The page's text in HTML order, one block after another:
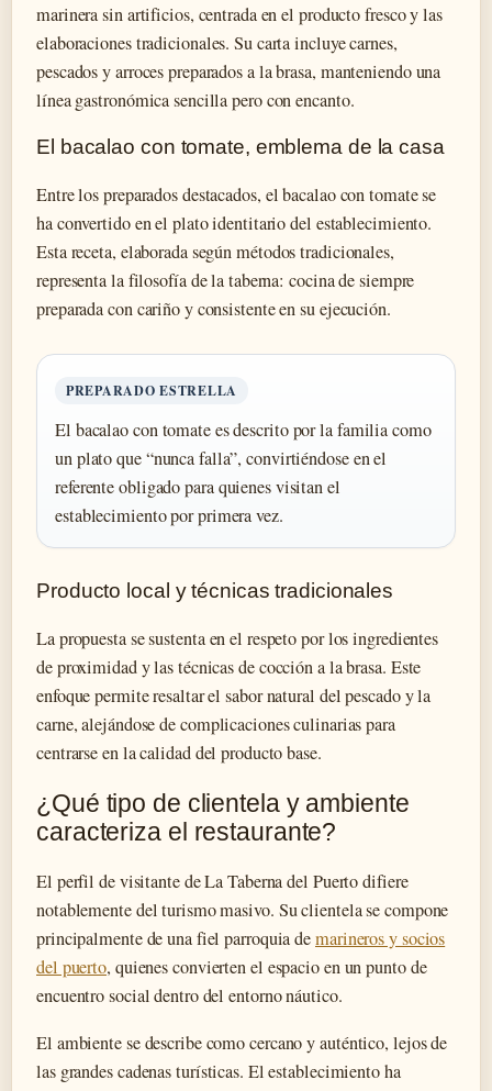
marinera sin artificios, centrada en el producto fresco y las
elaboraciones tradicionales. Su carta incluye carnes,
pescados y arroces preparados a la brasa, manteniendo una
línea gastronómica sencilla pero con encanto.
El bacalao con tomate, emblema de la casa
Entre los preparados destacados, el bacalao con tomate se
ha convertido en el plato identitario del establecimiento.
Esta receta, elaborada según métodos tradicionales,
representa la filosofía de la taberna: cocina de siempre
preparada con cariño y consistente en su ejecución.
PREPARADO ESTRELLA
El bacalao con tomate es descrito por la familia como
un plato que “nunca falla”, convirtiéndose en el
referente obligado para quienes visitan el
establecimiento por primera vez.
Producto local y técnicas tradicionales
La propuesta se sustenta en el respeto por los ingredientes
de proximidad y las técnicas de cocción a la brasa. Este
enfoque permite resaltar el sabor natural del pescado y la
carne, alejándose de complicaciones culinarias para
centrarse en la calidad del producto base.
¿Qué tipo de clientela y ambiente
caracteriza el restaurante?
El perfil de visitante de La Taberna del Puerto difiere
notablemente del turismo masivo. Su clientela se compone
principalmente de una fiel parroquia demarineros y socios
del puerto, quienes convierten el espacio en un punto de
encuentro social dentro del entorno náutico.
El ambiente se describe como cercano y auténtico, lejos de
las grandes cadenas turísticas. El establecimiento ha